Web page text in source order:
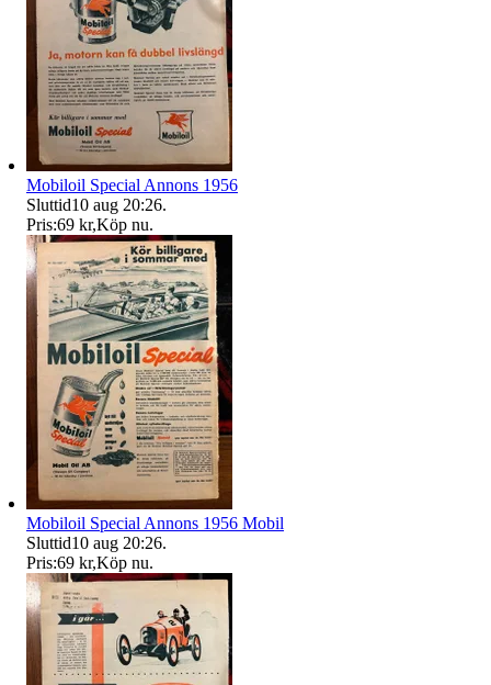
Mobiloil Special Annons 1956
Sluttid10 aug 20:26.
Pris:69 kr,Köp nu.
Mobiloil Special Annons 1956 Mobil
Sluttid10 aug 20:26.
Pris:69 kr,Köp nu.